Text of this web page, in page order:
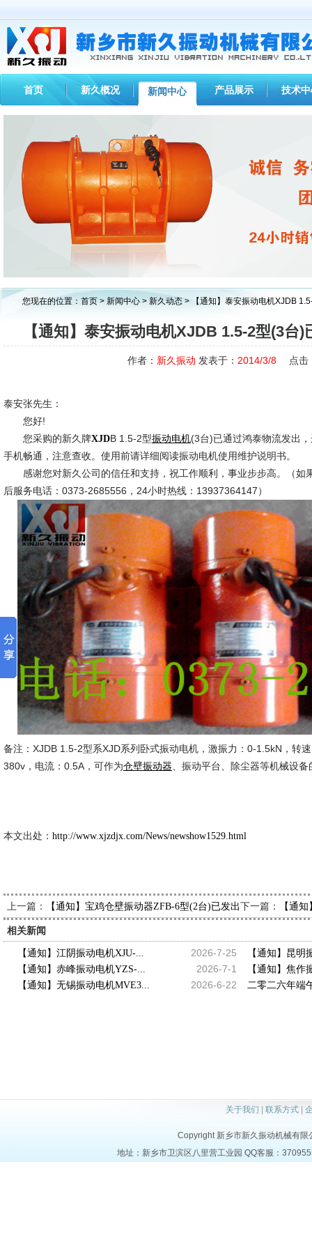
首页 新久概况 新闻中心 产品展示 技术
您现在的位置： 首页 > 新闻中心 > 新久动态 > 【通知】泰安振动电机XJDB
【通知】泰安振动电机XJDB 1.5-2型(3台
作者： 新久振动 发表于： 2014/3/8 点击
泰安张先生：
您好!
您采购的新久牌XJDB 1.5-2型振动电机(3台)已通过鸿泰物流发出
手机畅通，注意查收。使用前请详细阅读振动电机使用维护说明书。
感谢您对新久公司的信任和支持，祝工作顺利，事业步步高。（如
后服务电话：0373-2685556，24小时热线：13937364147）
备注：XJDB 1.5-2型系XJD系列卧式振动电机，激振力：0-1.5kN，转
380v，电流：0.5A，可作为仓壁振动器 、振动平台、除尘器等机械设
本文出处： http://www.xjzdjx.com/News/newshow1529.html
上一篇： 【通知】宝鸡仓壁振动器ZFB-6型(2台)已发出，请刘经理查收
下一篇： 【通
相关新闻
2026-7-25
【通知】江阴振动电机XJU-... 【通知】昆明
2026-7-1
【通知】赤峰振动电机YZS-... 【通知】焦作
2026-6-22
【通知】无锡振动电机MVE3... 二零二六年端
关于我们 | 联系方式|
Copyright 新乡市新久振动机械有
地址：新乡市卫滨区八里营工业园 QQ客服：